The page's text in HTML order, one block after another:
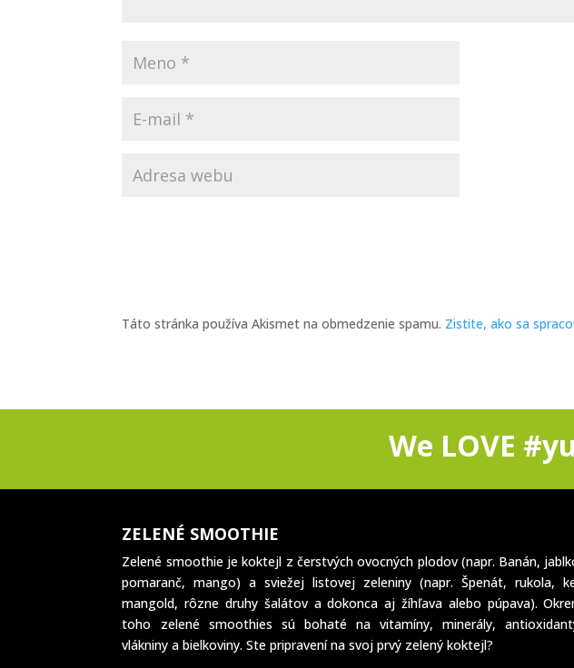
Táto stránka používa Akismet na obmedzenie spamu. Zistite, ako sa
We LOVE
ZELENÉ SMOOTHIE
Zelené smoothie je koktejl z čerstvých ovocných plodov (napr. Banán,
pomaranč, mango) a sviežej listovej zeleniny (napr. Špenát, rukola,
mangold, rôzne druhy šalátov a dokonca aj žíhľava alebo púpava).
toho zelené smoothies sú bohaté na vitamíny, minerály,
vlákniny a bielkoviny. Ste pripravení na svoj prvý zelený koktejl?